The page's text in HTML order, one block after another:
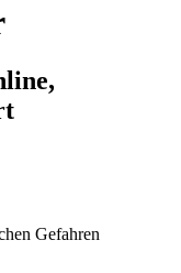
Gefahren